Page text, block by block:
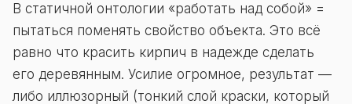
В статичной онтологии «работать над собой» =
пытаться поменять свойство объекта. Это всё
равно что красить кирпич в надежде сделать
его деревянным. Усилие огромное, результат —
либо иллюзорный (тонкий слой краски, который